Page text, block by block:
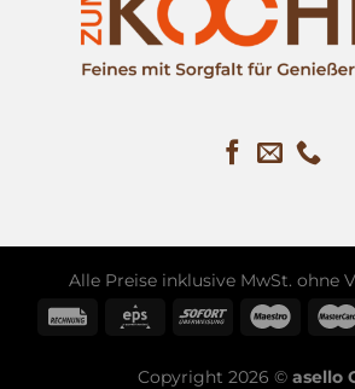
Alle Preise inklusive MwSt. ohne
Copyright 2026 © asello